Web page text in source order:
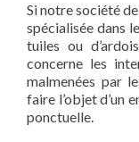
Si notre société
spécialisée dans
tuiles ou
concerne les
malmenées par
faire l’objet d’un
ponctuelle.